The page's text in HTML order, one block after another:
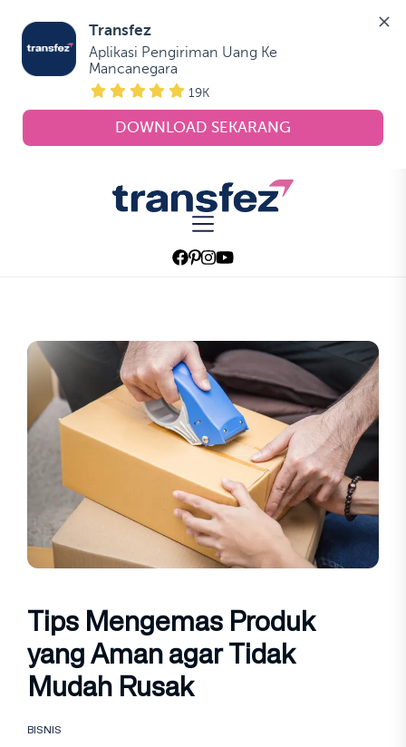
Transfez
Aplikasi Pengiriman Uang Ke
Mancanegara
19K
DOWNLOAD SEKARANG
Transfez
Tips Mengemas Produk
yang Aman agar Tidak
Mudah Rusak
BISNIS